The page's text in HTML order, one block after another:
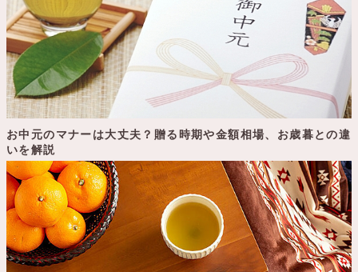
お中元のマナーは大丈夫？贈る時期や金額相場、お歳暮との違
いを解説